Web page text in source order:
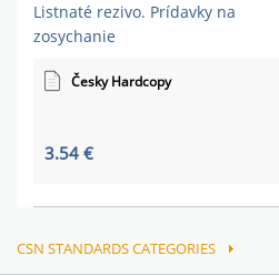
Listnaté rezivo. Prídavky na
zosychanie
Česky Hardcopy
3.54 €
CSN STANDARDS CATEGORIES